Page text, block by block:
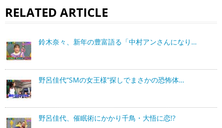
RELATED ARTICLE
鈴木奈々、新年の豊富語る「中村アンさんになり…
野呂佳代“SMの女王様”探しでまさかの恐怖体…
野呂佳代、催眠術にかかり千鳥・大悟に恋!?